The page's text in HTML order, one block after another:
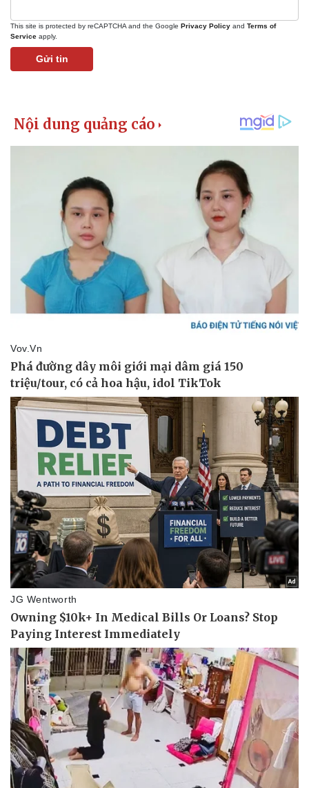
Doanh nghiệp Công nghệ
This site is protected by reCAPTCHA and the Google Privacy Policy and Terms of
Service apply.
Gửi tin